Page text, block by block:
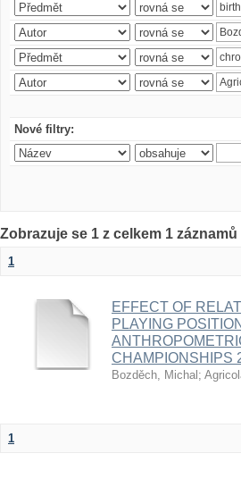
Nové filtry:
Zobrazuje se 1 z celkem 1
1
EFFECT OF
PLAYING
CHAMPIONSHIPS
Bozděch, Michal ;
1